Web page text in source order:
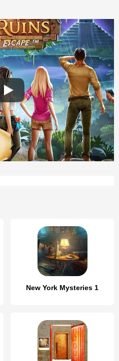
New York Mysteries 1